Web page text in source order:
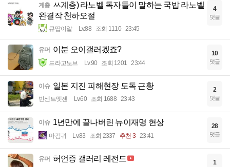
계층 ㅆ계층) 라노벨 독자들이 말하는 국밥 라노벨
완결작 천하오절
큐땁이알 Lv.88 조회 1110 23:45
4
댓글
유머 이분 오이갤러겠죠?
드라고노브 Lv.90 조회 1201 23:44
10
댓글
이슈 일본 지진 피해현장 도독 근황
빈센트멧젠 Lv.60 조회 1688 23:43
2
댓글
이슈 1년만에 끝나버린 뉴이재명 현상
마검귀 Lv.83 조회 2337 추천 3 23:41
28
댓글
유머 허언증 갤러리 레전드 1